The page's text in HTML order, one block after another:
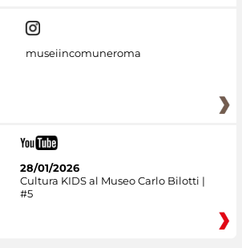
museiincomuneroma
28/01/2026
Cultura KIDS al Museo Carlo Bilotti |
#5